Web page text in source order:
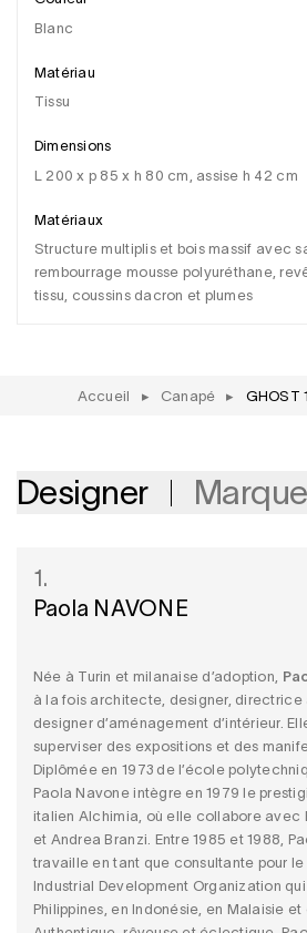
blanc
Matériau
tissu
Dimensions
l 200 x p 85 x h 80 cm, assise h 42 cm
Matériaux
structure multiplis et bois massif avec sangles élastiques,
rembourrage mousse polyuréthane,
tissu, coussins dacron et plumes
Accueil ▸ Canapé ▸ GHOST
Designer Marque
1.
Paola NAVONE
Née à Turin et milanaise d’adoption,
à la fois architecte, designer, directrice
designer d’aménagement d’intérieur.
superviser des expositions et des
Diplômée en 1973 de l’école
Paola Navone intègre en 1979 le
italien Alchimia, où elle collabore avec
et Andrea Branzi. Entre 1985 et 1988,
travaille en tant que consultante pour
Industrial Development Organization
Philippines, en Indonésie, en Malaisie